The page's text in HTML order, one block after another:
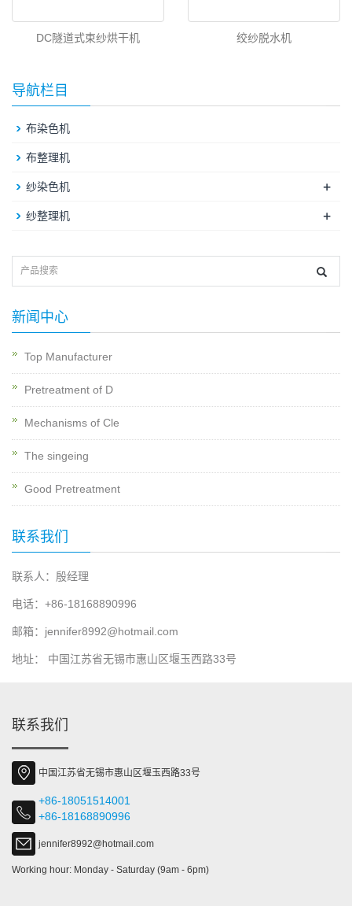
DC隧道式束纱烘干机 绞纱脱水机
导航栏目
布染色机
布整理机
纱染色机 +
纱整理机 +
新闻中心
Top Manufacturer
Pretreatment of D
Mechanisms of Cle
The singeing
Good Pretreatment
联系我们
联系人：殷经理
电话：+86-18168890996
邮箱：jennifer8992@hotmail.com
地址： 中国江苏省无锡市惠山区堰玉西路33号
联系我们
中国江苏省无锡市惠山区堰玉西路33号
+86-18051514001
+86-18168890996
jennifer8992@hotmail.com
Working hour: Monday - Saturday (9am - 6pm)